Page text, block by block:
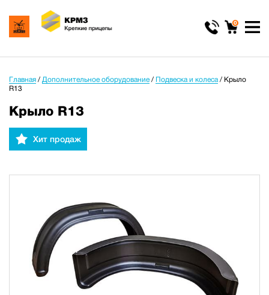
0
Главная / Дополнительное оборудование / Подвеска и колеса/ Крыло
R13
Крыло R13
Хит продаж